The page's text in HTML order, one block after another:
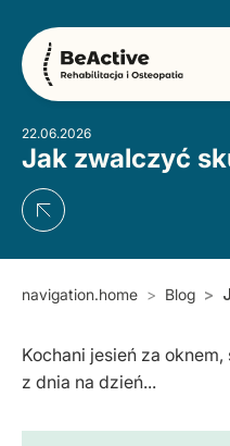
22.06.2026
Jak zwalczyć
navigation.home Blog
Kochani jesień za
z dnia na dzień...